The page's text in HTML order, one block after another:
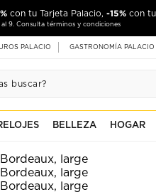
con tu Tarjeta Palacio, -15% con
al 9. Consulta términos y condiciones
PALACIO GASTRONOMÍA PALACIO
BELLEZA HOGAR